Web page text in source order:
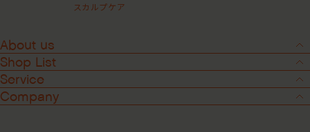
スカルプケア
About us
Shop List
Service
Company